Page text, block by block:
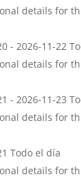
details for
- 2026-11-22
details for
- 2026-11-23
details for
Todo el día
details for